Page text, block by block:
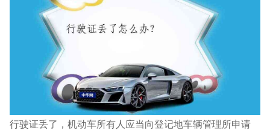
行驶证丢了，机动车所有人应当向登记地车辆管理所申请